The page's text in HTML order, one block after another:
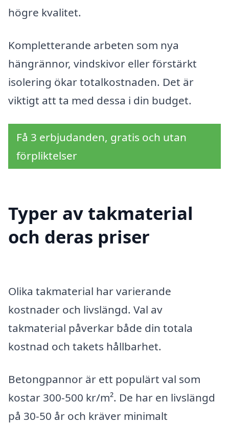
högre kvalitet.
Kompletterande arbeten som nya
hängrännor, vindskivor eller förstärkt
isolering ökar totalkostnaden. Det är
viktigt att ta med dessa i din budget.
Få 3 erbjudanden, gratis och utan
förpliktelser
Typer av takmaterial
och deras priser
Olika takmaterial har varierande
kostnader och livslängd. Val av
takmaterial påverkar både din totala
kostnad och takets hållbarhet.
Betongpannor är ett populärt val som
kostar 300-500 kr/m². De har en livslängd
på 30-50 år och kräver minimalt